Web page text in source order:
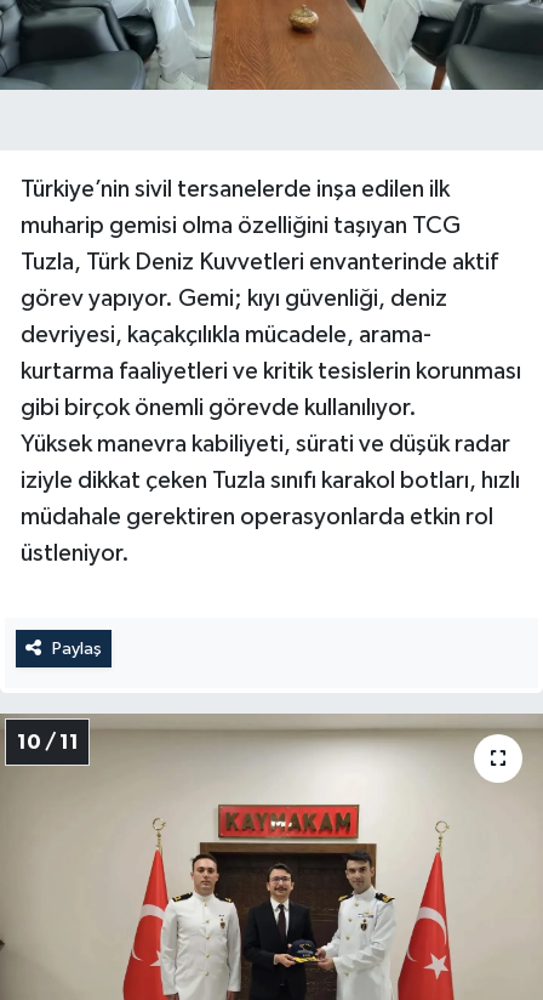
Türkiye’nin sivil tersanelerde inşa edilen ilk
muharip gemisi olma özelliğini taşıyan TCG
Tuzla, Türk Deniz Kuvvetleri envanterinde aktif
görev yapıyor. Gemi; kıyı güvenliği, deniz
devriyesi, kaçakçılıkla mücadele, arama-
kurtarma faaliyetleri ve kritik tesislerin korunması
gibi birçok önemli görevde kullanılıyor.
Yüksek manevra kabiliyeti, sürati ve düşük radar
iziyle dikkat çeken Tuzla sınıfı karakol botları, hızlı
müdahale gerektiren operasyonlarda etkin rol
üstleniyor.
Paylaş
10 / 11